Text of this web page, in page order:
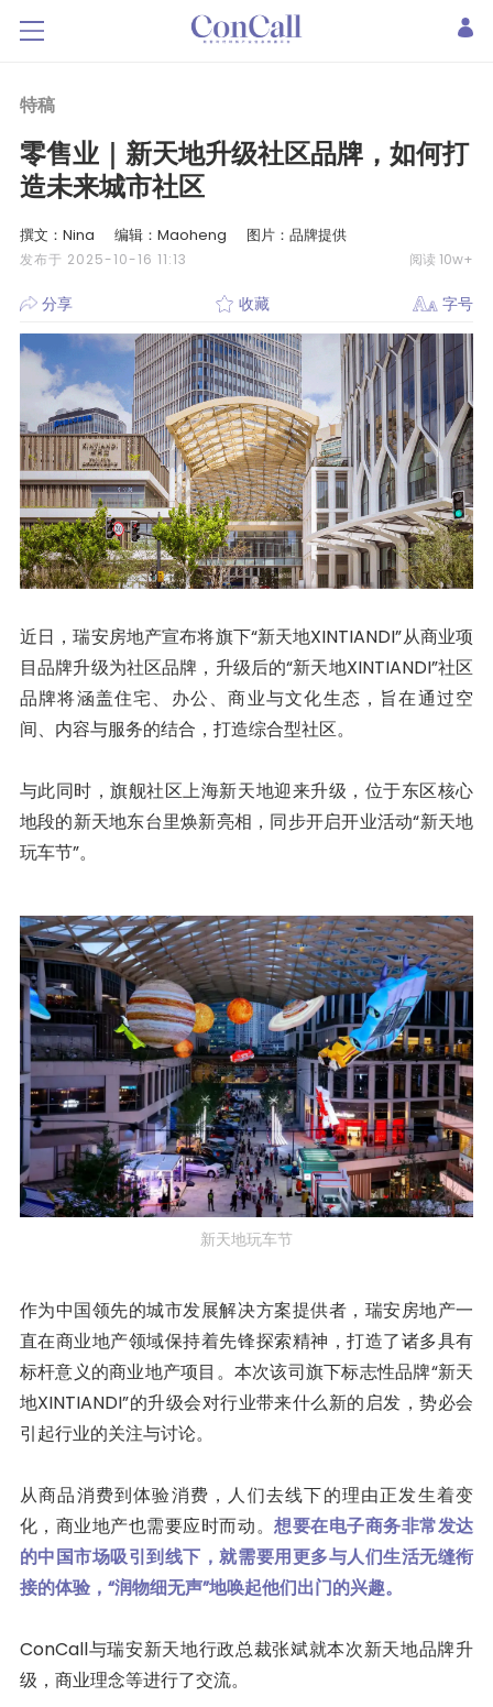
特稿
零售业｜新天地升级社区品牌，如何打
造未来城市社区
撰文：Nina 编辑：Maoheng 图片：品牌提供
发布于 2025-10-16 11:13 阅读 10w+
分享 收藏 字号
近日，瑞安房地产宣布将旗下“新天地XINTIANDI”从商业项
目品牌升级为社区品牌，升级后的“新天地XINTIANDI”社区
品牌将涵盖住宅、办公、商业与文化生态，旨在通过空
间、内容与服务的结合，打造综合型社区。
与此同时，旗舰社区上海新天地迎来升级，位于东区核心
地段的新天地东台里焕新亮相，同步开启开业活动“新天地
玩车节”。
新天地玩车节
作为中国领先的城市发展解决方案提供者，瑞安房地产一
直在商业地产领域保持着先锋探索精神，打造了诸多具有
标杆意义的商业地产项目。本次该司旗下标志性品牌“新天
地XINTIANDI”的升级会对行业带来什么新的启发，势必会
引起行业的关注与讨论。
从商品消费到体验消费，人们去线下的理由正发生着变
化，商业地产也需要应时而动。想要在电子商务非常发达
的中国市场吸引到线下，就需要用更多与人们生活无缝衔
接的体验，“润物细无声”地唤起他们出门的兴趣。
ConCall与瑞安新天地行政总裁张斌就本次新天地品牌升
级，商业理念等进行了交流。